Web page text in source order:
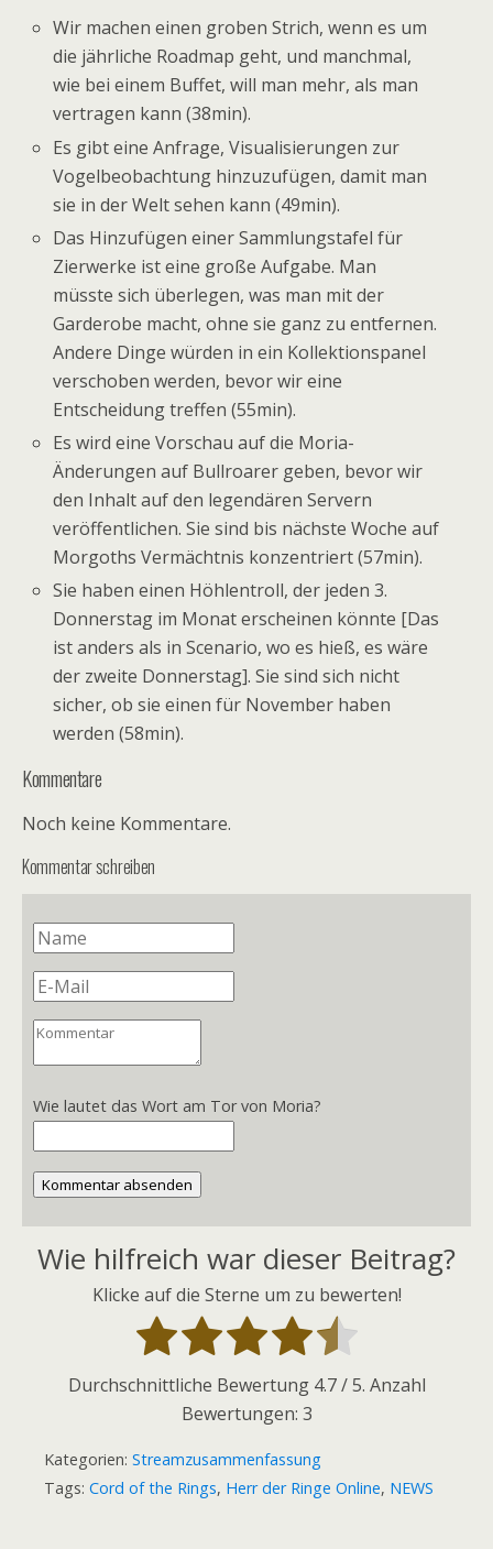
Wir machen einen groben Strich, wenn es um
die jährliche Roadmap geht, und manchmal,
wie bei einem Buffet, will man mehr, als man
vertragen kann (38min).
Es gibt eine Anfrage, Visualisierungen zur
Vogelbeobachtung hinzuzufügen, damit man
sie in der Welt sehen kann (49min).
Das Hinzufügen einer Sammlungstafel für
Zierwerke ist eine große Aufgabe. Man
müsste sich überlegen, was man mit der
Garderobe macht, ohne sie ganz zu entfernen.
Andere Dinge würden in ein Kollektionspanel
verschoben werden, bevor wir eine
Entscheidung treffen (55min).
Es wird eine Vorschau auf die Moria-
Änderungen auf Bullroarer geben, bevor wir
den Inhalt auf den legendären Servern
veröffentlichen. Sie sind bis nächste Woche auf
Morgoths Vermächtnis konzentriert (57min).
Sie haben einen Höhlentroll, der jeden 3.
Donnerstag im Monat erscheinen könnte [Das
ist anders als in Scenario, wo es hieß, es wäre
der zweite Donnerstag]. Sie sind sich nicht
sicher, ob sie einen für November haben
werden (58min).
Kommentare
Noch keine Kommentare.
Kommentar schreiben
Wie lautet das Wort am Tor von Moria?
Kommentar absenden
Wie hilfreich war dieser Beitrag?
Klicke auf die Sterne um zu bewerten!
Durchschnittliche Bewertung 4.7/ 5. Anzahl
Bewertungen: 3
Kategorien: Streamzusammenfassung
Tags: Cord of the Rings, Herr der Ringe Online, NEWS